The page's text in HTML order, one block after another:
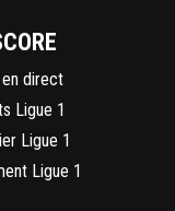
direct
Ligue 1
Ligue 1
Ligue 1